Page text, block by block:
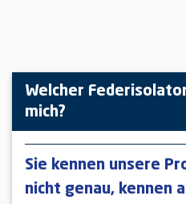
mehr erfahren
Welcher
mich?
Sie kennen unsere
nicht genau, kennen